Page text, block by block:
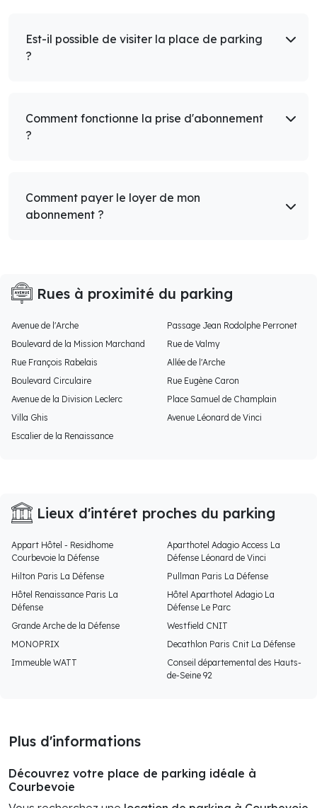
Est-il possible de visiter la place de parking
?
Comment fonctionne la prise d'abonnement
?
Comment payer le loyer de mon
abonnement ?
Rues à proximité du parking
Avenue de l'Arche
Passage Jean Rodolphe Perronet
Boulevard de la Mission Marchand
Rue de Valmy
Rue François Rabelais
Allée de l'Arche
Boulevard Circulaire
Rue Eugène Caron
Avenue de la Division Leclerc
Place Samuel de Champlain
Villa Ghis
Avenue Léonard de Vinci
Escalier de la Renaissance
Lieux d'intéret proches du parking
Appart Hôtel - Residhome
Courbevoie la Défense
Aparthotel Adagio Access La
Défense Léonard de Vinci
Hilton Paris La Défense
Pullman Paris La Défense
Hôtel Renaissance Paris La
Défense
Hôtel Aparthotel Adagio La
Défense Le Parc
Grande Arche de la Défense
Westfield CNIT
MONOPRIX
Decathlon Paris Cnit La Défense
Immeuble WATT
Conseil départemental des Hauts-
de-Seine 92
Plus d'informations
Découvrez votre place de parking idéale à
Courbevoie